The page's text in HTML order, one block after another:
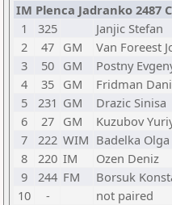
IM Plenca Jadranko 2487
1
325 Janjic Stefan
2
47 GM Van Foreest
3
50 GM Postny
4
35 GM Fridman
5
231 GM Drazic Sinisa
6
27 GM Kuzubov
7
222 WIM Badelka Olga
8
220 IM Ozen Deniz
9
244 FM Borsuk
10
- not paired